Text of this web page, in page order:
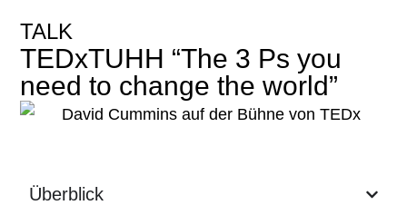
TALK
TEDxTUHH “The 3 Ps you
need to change the world”
Überblick